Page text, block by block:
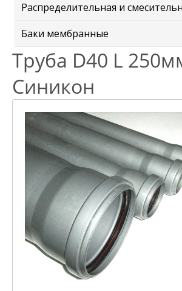
Распределительная и
Баки мембранные
Труба D40 L
Синикон